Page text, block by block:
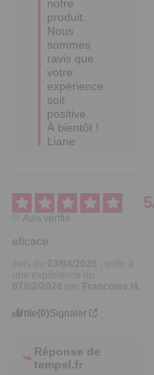
notre
produit.
Nous
sommes
ravis que
votre
expérience
soit
positive.
À bientôt !
Liane
5
Avis vérifié
eficace
07/02/2026
Francoise H.
Utile(0)Signaler
Réponse de
tempsl.fr